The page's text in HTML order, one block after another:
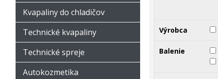
Výrobca
Balenie
Kvapaliny do chladičov
Technické kvapaliny
Technické spreje
Autokozmetika